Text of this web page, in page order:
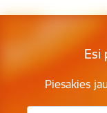
Esi
Piesakies